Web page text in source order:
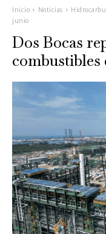
Inicio Noticias
junio
Dos Bocas
combustibles